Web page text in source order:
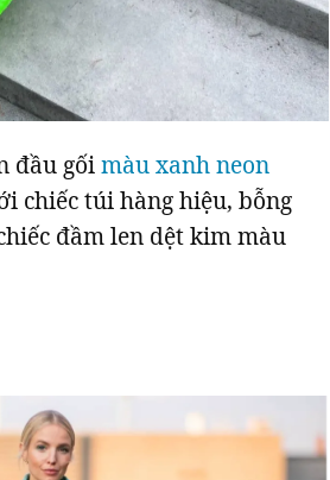
đầu gốimàu xanh neon
chiếc túi hàng hiệu, bỗng
đầm len dệt kim màu